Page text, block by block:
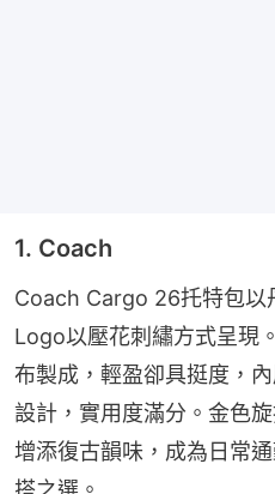
1. Coach
Coach Cargo 26托特包以
Logo以壓花刺繡方式呈現
布製成，輕盈卻具挺度，
設計，實用度滿分。金色
增添復古韻味，成為日常